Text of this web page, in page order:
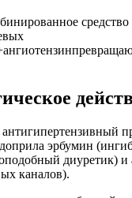
средство
эрбумин
диуретик)
каналов).